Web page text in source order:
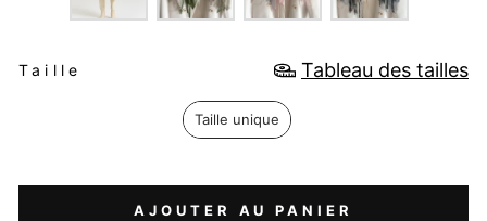
Taille Tableau des tailles
Taille unique
AJOUTER AU PANIER